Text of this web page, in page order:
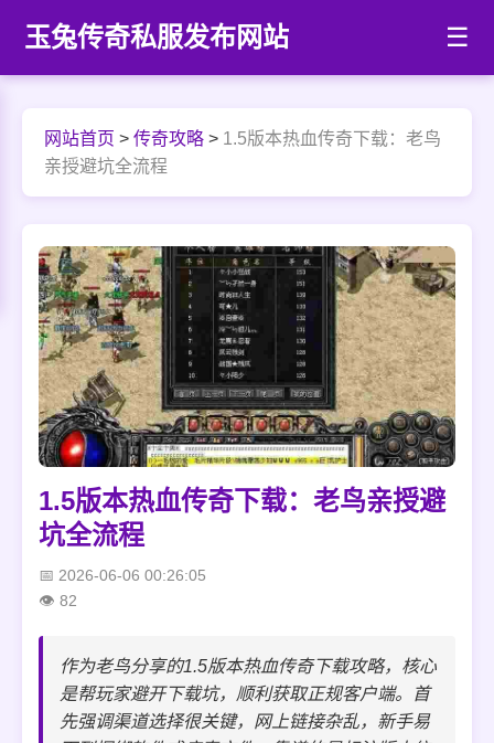
玉兔传奇私服发布网站 ☰
网站首页 > 传奇攻略 > 1.5版本热血传奇下载：老鸟
亲授避坑全流程
1.5版本热血传奇下载：老鸟亲授避
坑全流程
2026-06-06 00:26:05
82
作为老鸟分享的1.5版本热血传奇下载攻略，核心
是帮玩家避开下载坑，顺利获取正规客户端。首
先强调渠道选择很关键，网上链接杂乱，新手易